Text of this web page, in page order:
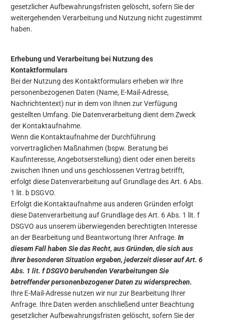
gesetzlicher Aufbewahrungsfristen gelöscht, sofern Sie der
weitergehenden Verarbeitung und Nutzung nicht zugestimmt
haben.
Erhebung und Verarbeitung bei Nutzung des
Kontaktformulars
Bei der Nutzung des Kontaktformulars erheben wir Ihre
personenbezogenen Daten (Name, E-Mail-Adresse,
Nachrichtentext) nur in dem von Ihnen zur Verfügung
gestellten Umfang. Die Datenverarbeitung dient dem Zweck
der Kontaktaufnahme.
Wenn die Kontaktaufnahme der Durchführung
vorvertraglichen Maßnahmen (bspw. Beratung bei
Kaufinteresse, Angebotserstellung) dient oder einen bereits
zwischen Ihnen und uns geschlossenen Vertrag betrifft,
erfolgt diese Datenverarbeitung auf Grundlage des Art. 6 Abs.
1 lit. b DSGVO.
Erfolgt die Kontaktaufnahme aus anderen Gründen erfolgt
diese Datenverarbeitung auf Grundlage des Art. 6 Abs. 1 lit. f
DSGVO aus unserem überwiegenden berechtigten Interesse
an der Bearbeitung und Beantwortung Ihrer Anfrage.In
diesem Fall haben Sie das Recht, aus Gründen, die sich aus
Ihrer besonderen Situation ergeben, jederzeit dieser auf Art. 6
Abs. 1 lit. f DSGVO beruhenden Verarbeitungen Sie
betreffender personenbezogener Daten zu widersprechen.
Ihre E-Mail-Adresse nutzen wir nur zur Bearbeitung Ihrer
Anfrage. Ihre Daten werden anschließend unter Beachtung
gesetzlicher Aufbewahrungsfristen gelöscht, sofern Sie der